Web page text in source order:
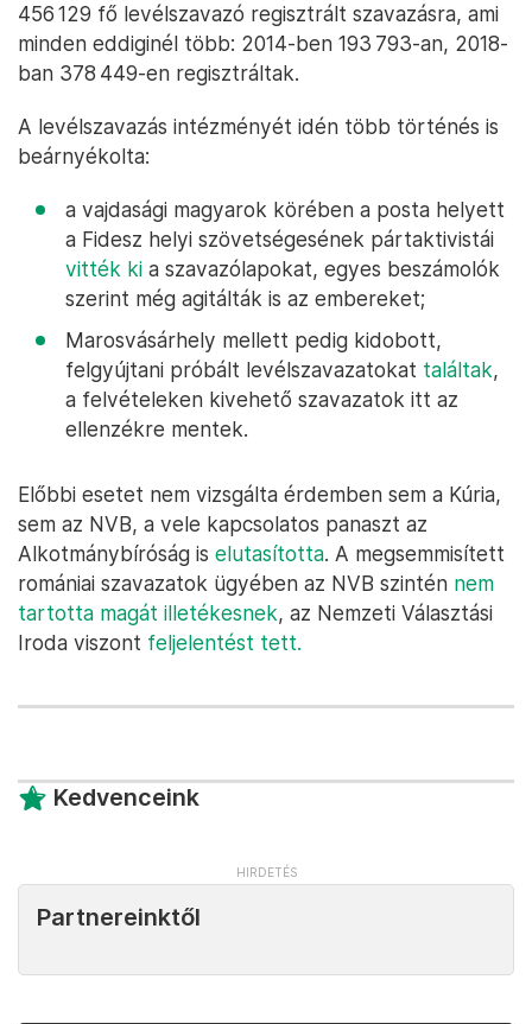
456 129 fő levélszavazó regisztrált szavazásra, ami
minden eddiginél több: 2014-ben 193 793-an, 2018-
ban 378 449-en regisztráltak.
A levélszavazás intézményét idén több történés is
beárnyékolta:
a vajdasági magyarok körében a posta helyett
a Fidesz helyi szövetségesének pártaktivistái
vitték ki a szavazólapokat, egyes beszámolók
szerint még agitálták is az embereket;
Marosvásárhely mellett pedig kidobott,
felgyújtani próbált levélszavazatokat találtak,
a felvételeken kivehető szavazatok itt az
ellenzékre mentek.
Előbbi esetet nem vizsgálta érdemben sem a Kúria,
sem az NVB, a vele kapcsolatos panaszt az
Alkotmánybíróság is elutasította. A megsemmisített
romániai szavazatok ügyében az NVB szintén nem
tartotta magát illetékesnek, az Nemzeti Választási
Iroda viszont feljelentést tett.
Kedvenceink
Partnereinktől